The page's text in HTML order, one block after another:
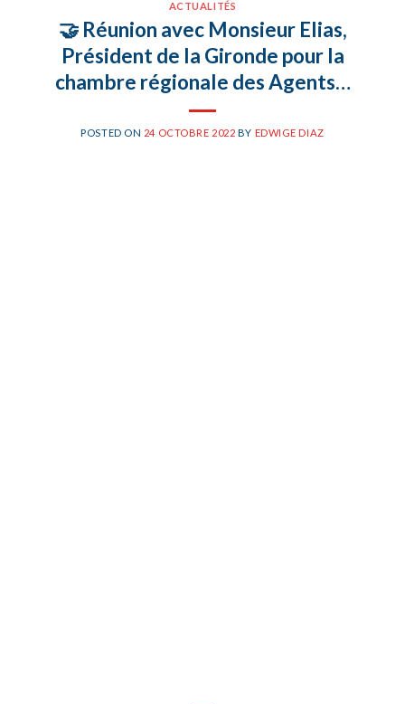
ACTUALITÉS
🤝 Réunion avec Monsieur Elias,
Président de la Gironde pour la
chambre régionale des Agents…
POSTED ON 24 OCTOBRE 2022 BY EDWIGE DIAZ